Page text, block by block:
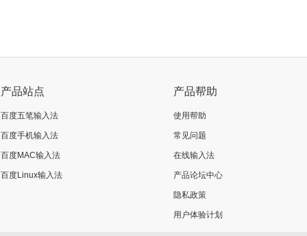
产品站点
百度五笔输入法
百度手机输入法
百度MAC输入法
百度Linux输入法
产品帮助
使用帮助
常见问题
在线输入法
产品论坛中心
隐私政策
用户体验计划